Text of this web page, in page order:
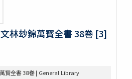
林玅錦萬寳全書 38巻 [3]
寳全書 38巻 | General Library